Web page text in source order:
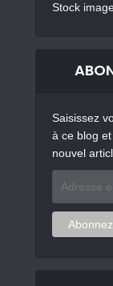
Stock
Saisissez
à ce blog
nouvel
mail